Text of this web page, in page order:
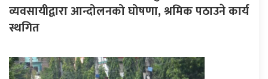
व्यवसायीद्वारा आन्दोलनको घोषणा, श्रमिक पठाउने कार्य
स्थगित